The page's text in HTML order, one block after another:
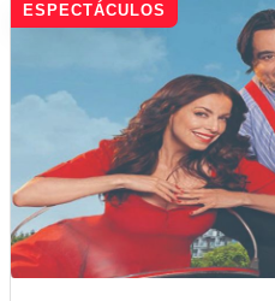
ESPECTÁCULOS